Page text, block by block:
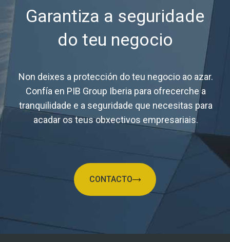
Garantiza a seguridade
do teu negocio
Non deixes a protección do teu negocio ao azar.
Confía en PIB Group Iberia para ofrecerche a
tranquilidade e a seguridade que necesitas para
acadar os teus obxectivos empresariais.
CONTACTO